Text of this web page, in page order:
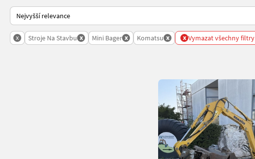
Takto se řadí nabídky na Landwirt.com
x Stroje Na Stavbu x Mini Bager x Komatsu x x Vymazat všechny filtry